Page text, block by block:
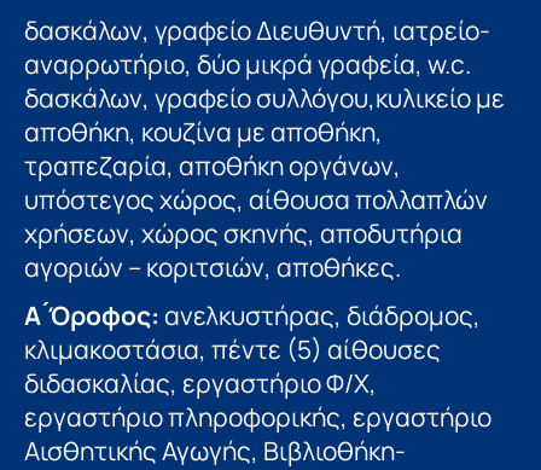
δασκάλων, γραφείο Διευθυντή, ιατρείο-
αναρρωτήριο, δύο μικρά γραφεία, w.c.
δασκάλων, γραφείο συλλόγου,κυλικείο με
αποθήκη, κουζίνα με αποθήκη,
τραπεζαρία, αποθήκη οργάνων,
υπόστεγος χώρος, αίθουσα πολλαπλών
χρήσεων, χώρος σκηνής, αποδυτήρια
αγοριών – κοριτσιών, αποθήκες.
Α ́Όροφος: ανελκυστήρας, διάδρομος,
κλιμακοστάσια, πέντε (5) αίθουσες
διδασκαλίας, εργαστήριο Φ/Χ,
εργαστήριο πληροφορικής, εργαστήριο
Αισθητικής Αγωγής, Βιβλιοθήκη-